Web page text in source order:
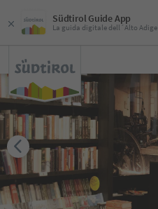
Südtirol Guide App
La guida digitale dell´Alto Adige